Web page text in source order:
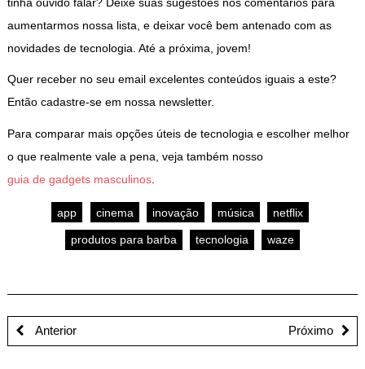
aumentarmos nossa lista, e deixar você bem antenado com as
novidades de tecnologia. Até a próxima, jovem!
Quer receber no seu email excelentes conteúdos iguais a este?
Então cadastre-se em nossa newsletter.
Para comparar mais opções úteis de tecnologia e escolher melhor
o que realmente vale a pena, veja também nosso
guia de gadgets masculinos.
app cinema inovação música netflix
produtos para barba tecnologia waze
Anterior Próximo